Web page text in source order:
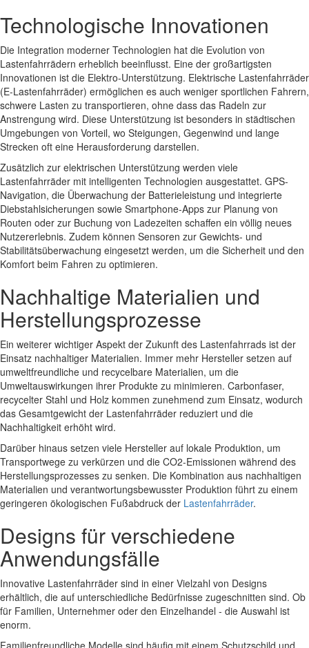
Technologische Innovationen
Die Integration moderner Technologien hat die Evolution von
Lastenfahrrädern erheblich beeinflusst. Eine der großartigsten
Innovationen ist die Elektro-Unterstützung. Elektrische Lastenfahrräder
(E-Lastenfahrräder) ermöglichen es auch weniger sportlichen Fahrern,
schwere Lasten zu transportieren, ohne dass das Radeln zur
Anstrengung wird. Diese Unterstützung ist besonders in städtischen
Umgebungen von Vorteil, wo Steigungen, Gegenwind und lange
Strecken oft eine Herausforderung darstellen.
Zusätzlich zur elektrischen Unterstützung werden viele
Lastenfahrräder mit intelligenten Technologien ausgestattet. GPS-
Navigation, die Überwachung der Batterieleistung und integrierte
Diebstahlsicherungen sowie Smartphone-Apps zur Planung von
Routen oder zur Buchung von Ladezeiten schaffen ein völlig neues
Nutzererlebnis. Zudem können Sensoren zur Gewichts- und
Stabilitätsüberwachung eingesetzt werden, um die Sicherheit und den
Komfort beim Fahren zu optimieren.
Nachhaltige Materialien und
Herstellungsprozesse
Ein weiterer wichtiger Aspekt der Zukunft des Lastenfahrrads ist der
Einsatz nachhaltiger Materialien. Immer mehr Hersteller setzen auf
umweltfreundliche und recycelbare Materialien, um die
Umweltauswirkungen ihrer Produkte zu minimieren. Carbonfaser,
recycelter Stahl und Holz kommen zunehmend zum Einsatz, wodurch
das Gesamtgewicht der Lastenfahrräder reduziert und die
Nachhaltigkeit erhöht wird.
Darüber hinaus setzen viele Hersteller auf lokale Produktion, um
Transportwege zu verkürzen und die CO2-Emissionen während des
Herstellungsprozesses zu senken. Die Kombination aus nachhaltigen
Materialien und verantwortungsbewusster Produktion führt zu einem
geringeren ökologischen Fußabdruck der Lastenfahrräder.
Designs für verschiedene
Anwendungsfälle
Innovative Lastenfahrräder sind in einer Vielzahl von Designs
erhältlich, die auf unterschiedliche Bedürfnisse zugeschnitten sind. Ob
für Familien, Unternehmer oder den Einzelhandel - die Auswahl ist
enorm.
Familienfreundliche Modelle sind häufig mit einem Schutzschild und